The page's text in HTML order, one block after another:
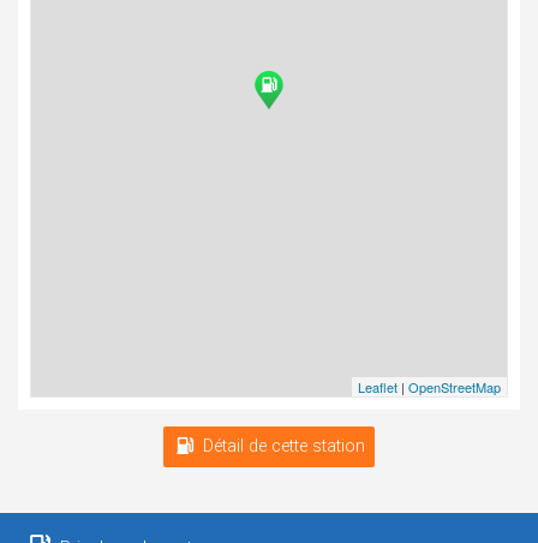
Leaflet | OpenStreetMap
Détail de cette station